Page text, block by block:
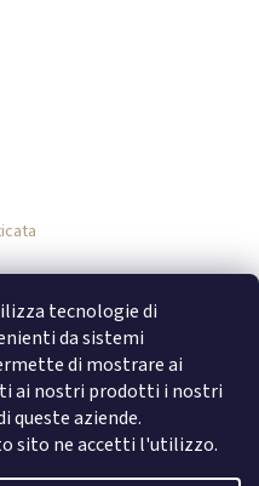
tecnologie di
da sistemi
di mostrare ai
ai nostri prodotti i nostri
queste aziende.
sito ne accetti l'utilizzo.
con Facebook
con Google